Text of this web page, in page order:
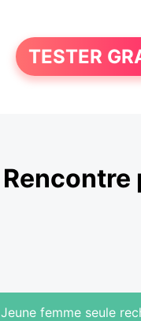
TESTER
Jeune femme seule